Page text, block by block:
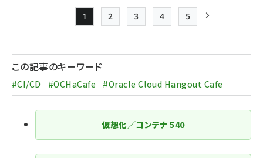
送
り
Page
1
Page
2
Page
3
Page
4
Page
5
この記事のキーワード
#CI/CD #OCHaCafe #Oracle Cloud Hangout Cafe
仮想化／コンテナ540